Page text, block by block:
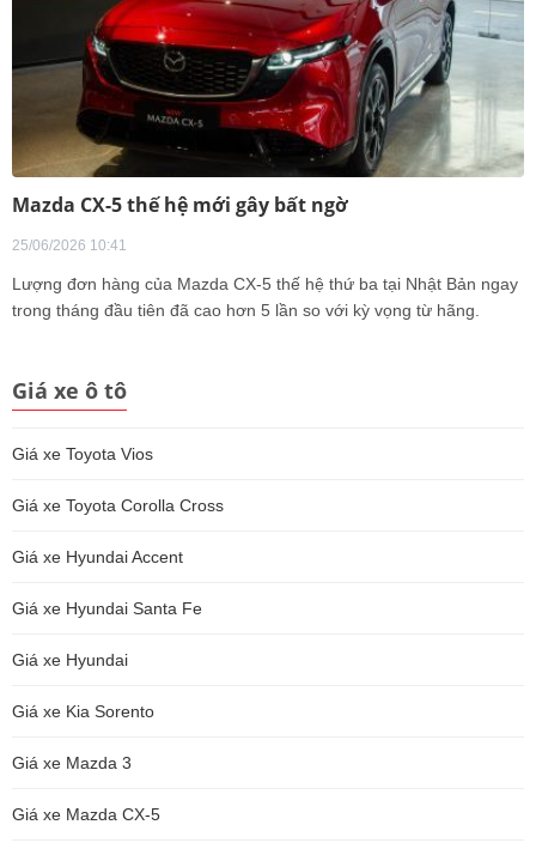
Mazda CX-5 thế hệ mới gây bất ngờ
25/06/2026 10:41
Lượng đơn hàng của Mazda CX-5 thế hệ thứ ba tại Nhật Bản ngay
trong tháng đầu tiên đã cao hơn 5 lần so với kỳ vọng từ hãng.
Giá xe ô tô
Giá xe Toyota Vios
Giá xe Toyota Corolla Cross
Giá xe Hyundai Accent
Giá xe Hyundai Santa Fe
Giá xe Hyundai
Giá xe Kia Sorento
Giá xe Mazda 3
Giá xe Mazda CX-5